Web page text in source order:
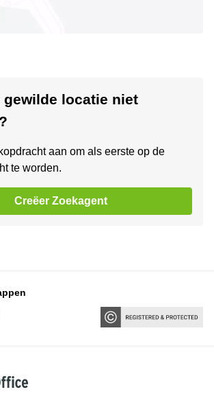
gewilde locatie niet
aan om als eerste op de
te worden.
Creëer Zoekagent